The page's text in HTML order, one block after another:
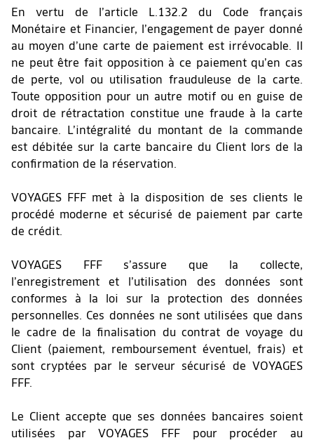
En vertu de l’article L.132.2 du Code français
Monétaire et Financier, l’engagement de payer donné
au moyen d’une carte de paiement est irrévocable. Il
ne peut être fait opposition à ce paiement qu’en cas
de perte, vol ou utilisation frauduleuse de la carte.
Toute opposition pour un autre motif ou en guise de
droit de rétractation constitue une fraude à la carte
bancaire. L’intégralité du montant de la commande
est débitée sur la carte bancaire du Client lors de la
confirmation de la réservation.
VOYAGES FFF met à la disposition de ses clients le
procédé moderne et sécurisé de paiement par carte
de crédit.
VOYAGES FFF s’assure que la collecte,
l’enregistrement et l’utilisation des données sont
conformes à la loi sur la protection des données
personnelles. Ces données ne sont utilisées que dans
le cadre de la finalisation du contrat de voyage du
Client (paiement, remboursement éventuel, frais) et
sont cryptées par le serveur sécurisé de VOYAGES
FFF.
Le Client accepte que ses données bancaires soient
utilisées par VOYAGES FFF pour procéder au